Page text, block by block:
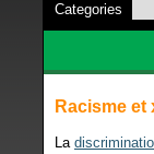
Categories
Racisme
La